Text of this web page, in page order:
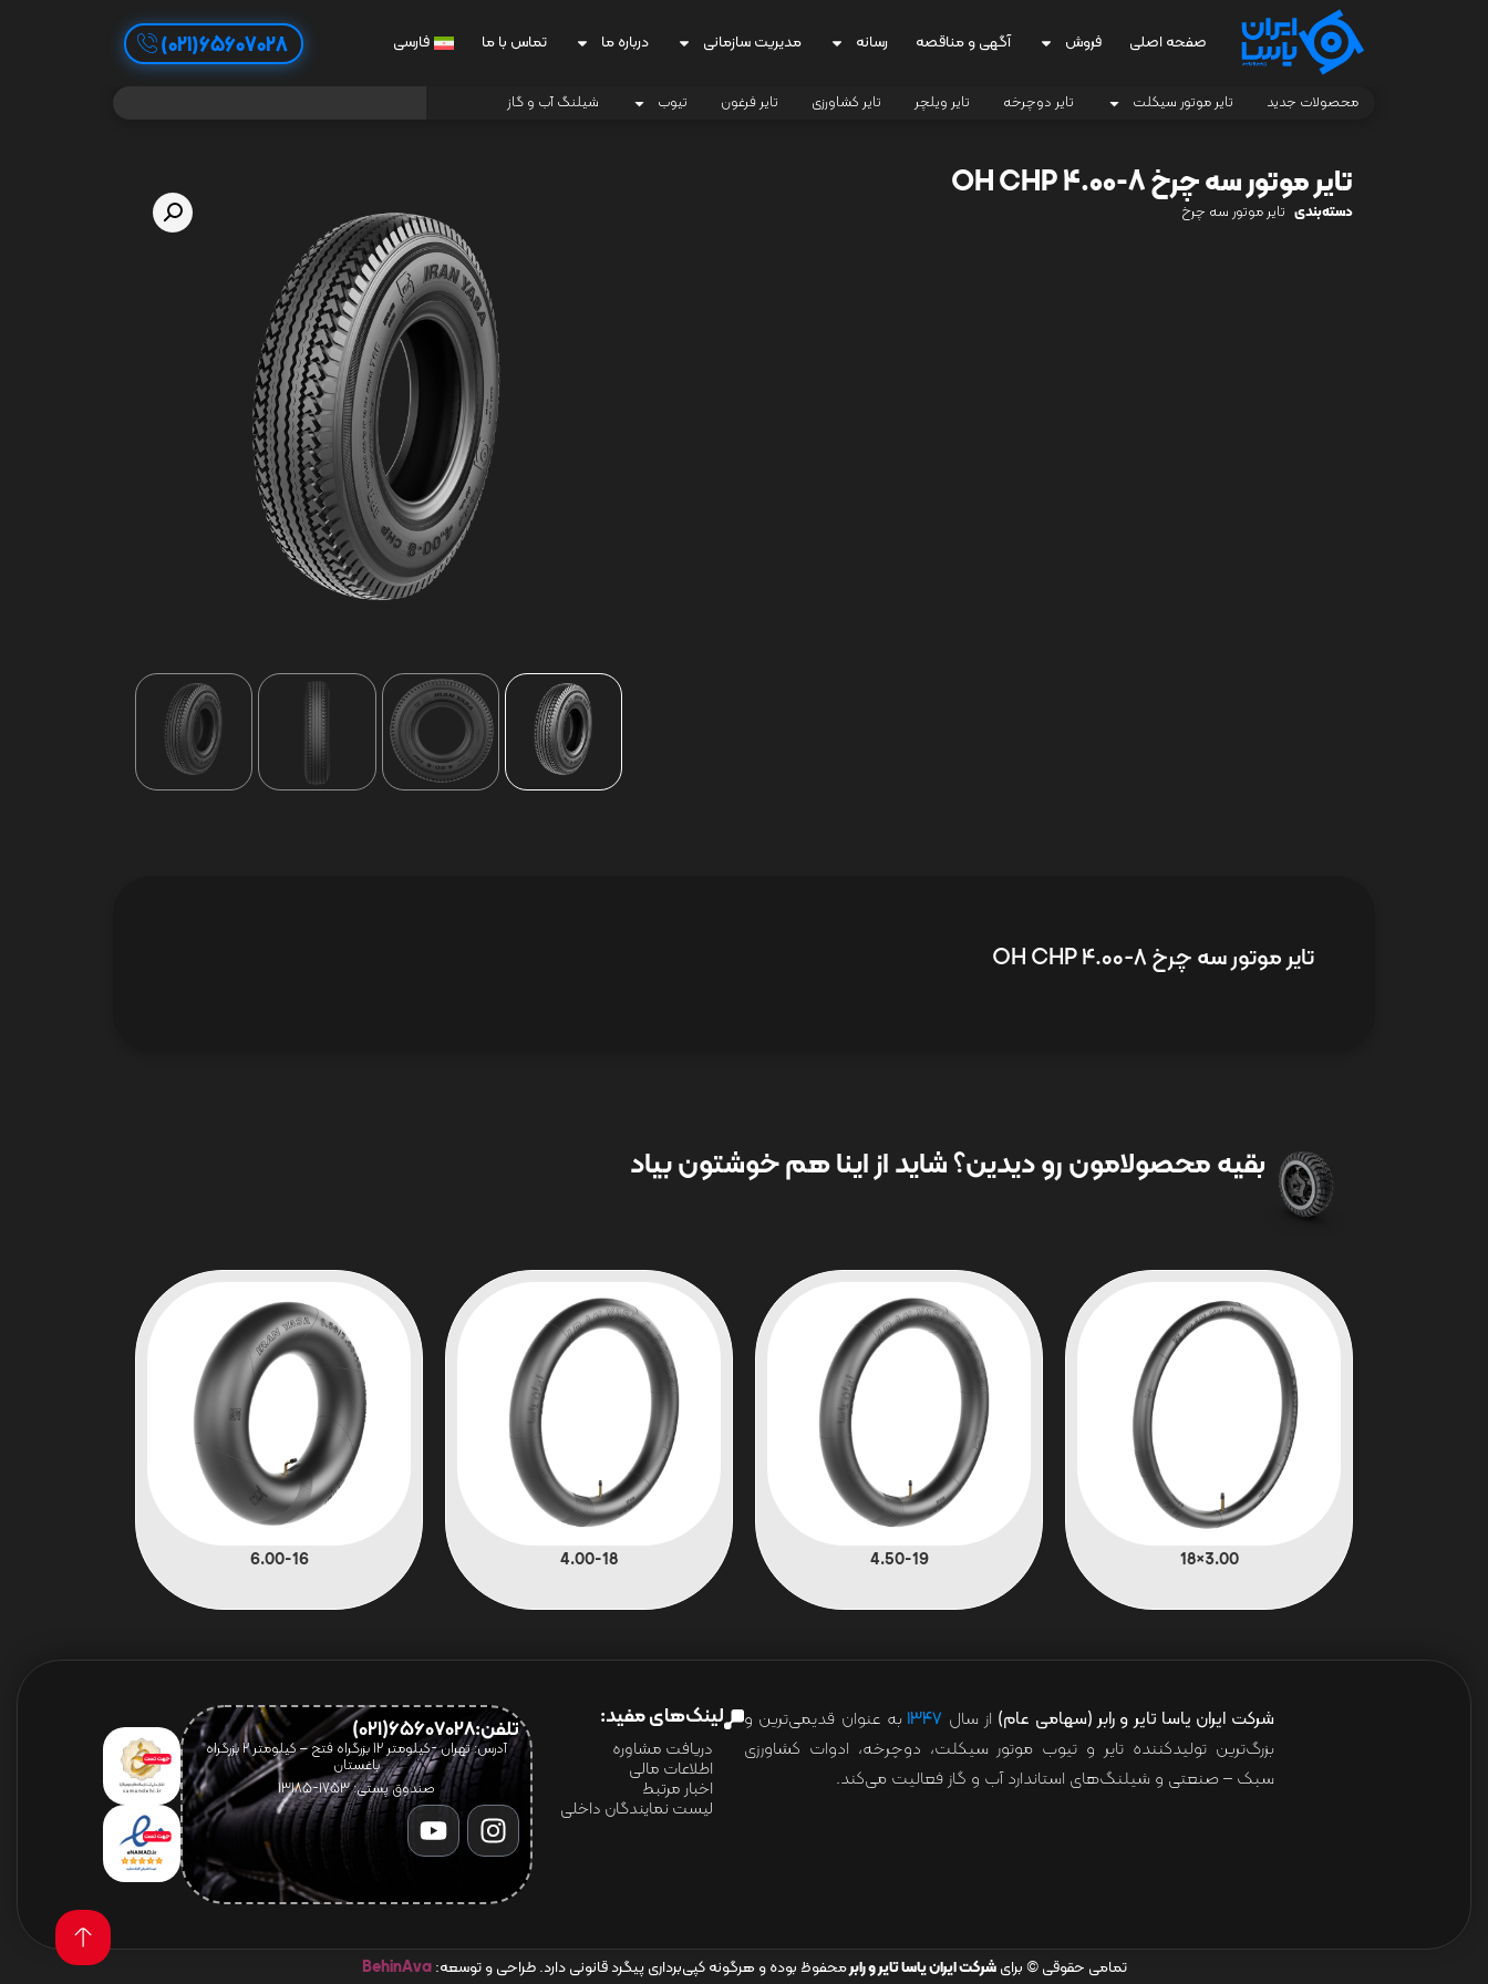
صفحه اصلی فروش آگهی و مناقصه رسانه مدیریت سازمانی درباره ما تماس با ما فارسی 65607028(021)
محصولات جدید تایر موتور سیکلت تایر دوچرخه تایر ویلچر تایر کشاورزی تایر فرغون تیوب شیلنگ آب و گاز
تایر موتور سه چرخ OH CHP 4.00-8
دسته‌بندی تایر موتور سه چرخ
تایر موتور سه چرخ OH CHP 4.00-8
بقیه محصولامون رو دیدین؟ شاید از اینا هم خوشتون بیاد
3.00×18
4.50-19
4.00-18
6.00-16
شرکت ایران یاسا تایر و رابر (سهامی عام) از سال ۱۳۴۷ به عنوان قدیمی‌ترین و
بزرگ‌ترین تولیدکننده تایر و تیوب موتور سیکلت، دوچرخه، ادوات کشاورزی
سبک – صنعتی و شیلنگ‌های استاندارد آب و گاز فعالیت می‌کند.
لینک‌های مفید:
دریافت مشاوره
اطلاعات مالی
اخبار مرتبط
لیست نمایندگان داخلی
تلفن:65607028(021)
آدرس: تهران -کیلومتر 12 بزرگراه فتح – کیلومتر ۲ بزرگراه
باغستان
صندوق پستی: 1753-13185
تمامی حقوقی © برایشرکت ایران یاسا تایر و رابرمحفوظ بوده و هرگونه کپی‌برداری پیگرد قانونی دارد. طراحی و توسعه:BehinAva